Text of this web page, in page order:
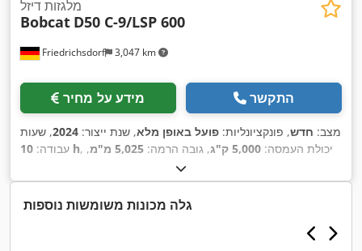
Friedrichsdorf 3,047 km
מלגזות דיזל
Bobcat D50 C-9/LSP 600
מידע על מחיר התקשר
מצב: חדש, פונקציונליות: פועל באופן מלא, שנת ייצור: 2024, שעות
עבודה: 10 h , יכולת העמסה: 5,000 ק"ג , גובה הרמה: 5,025 מ"מ
,
, סוג דלק:
גובה בנייה:2,470 מ"מ , כוח:55 קילוואט (74.78 כ"ס)
, רוחב
, אורך המזלג:1,200 מ"מ
, משקל עצמי:
גלה מכונות משומשות נוספות